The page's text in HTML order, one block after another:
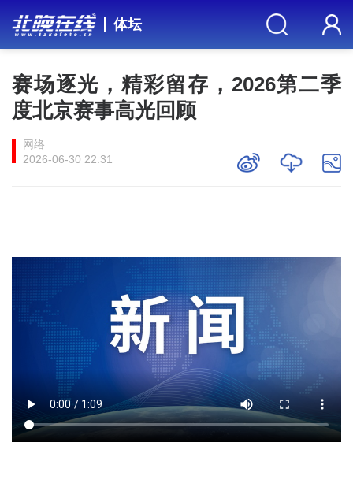
体坛
赛场逐光，精彩留存，2026第二季
度北京赛事高光回顾
网络
2026-06-30 22:31